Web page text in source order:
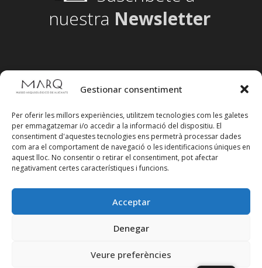
Gestionar consentiment
Per oferir les millors experiències, utilitzem tecnologies com les galetes
per emmagatzemar i/o accedir a la informació del dispositiu. El
consentiment d'aquestes tecnologies ens permetrà processar dades
com ara el comportament de navegació o les identificacions úniques en
aquest lloc. No consentir o retirar el consentiment, pot afectar
negativament certes característiques i funcions.
Acceptar
Denegar
Veure preferències
nuestra Newsletter
Segueix-nos en xarxes socials